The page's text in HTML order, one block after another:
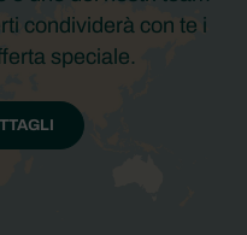
condividerà con te i
speciale.